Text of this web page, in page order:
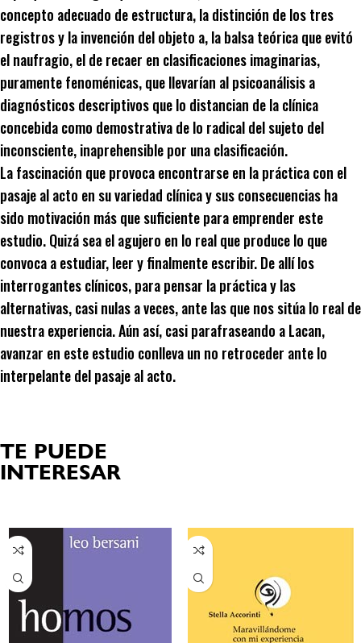
concepto adecuado de estructura, la distinción de los tres
registros y la invención del objeto a, la balsa teórica que evitó
el naufragio, el de recaer en clasificaciones imaginarias,
puramente fenoménicas, que llevarían al psicoanálisis a
diagnósticos descriptivos que lo distancian de la clínica
concebida como demostrativa de lo radical del sujeto del
inconsciente, inaprehensible por una clasificación.
La fascinación que provoca encontrarse en la práctica con el
pasaje al acto en su variedad clínica y sus consecuencias ha
sido motivación más que suficiente para emprender este
estudio. Quizá sea el agujero en lo real que produce lo que
convoca a estudiar, leer y finalmente escribir. De allí los
interrogantes clínicos, para pensar la práctica y las
alternativas, casi nulas a veces, ante las que nos sitúa lo real de
nuestra experiencia. Aún así, casi parafraseando a Lacan,
avanzar en este estudio conlleva un no retroceder ante lo
interpelante del pasaje al acto.
TE PUEDE
INTERESAR